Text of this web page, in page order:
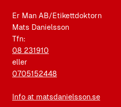
Er Man AB/Etikettdoktorn
Mats Danielsson
Tfn:
08 231910
eller
0705152448
Info at matsdanielsson.se